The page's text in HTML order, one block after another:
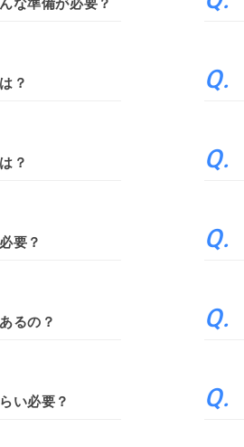
な準備が必要？
？
？
要？
るの？
い必要？